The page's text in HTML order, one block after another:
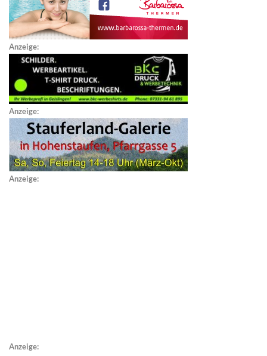
Anzeige:
Anzeige:
Anzeige:
Anzeige: